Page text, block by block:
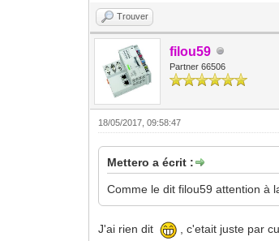
Trouver
filou59
Partner 66506
18/05/2017, 09:58:47
Mettero a écrit :
Comme le dit filou59 attention à
J'ai rien dit , c'etait juste par